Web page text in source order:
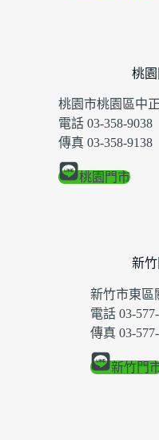
桃
桃園市桃園區中
電話 03-358-9038
傳真 03-358-9138
桃園門市
新
新竹市東區
電話 03-
傳真 03-
新竹門